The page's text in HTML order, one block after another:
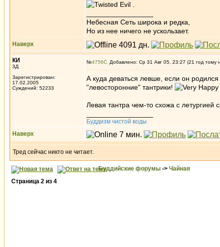
Небесная Сеть широка и редка,
Но из нее ничего не ускользает.
Наверх
КИ
3Д
Зарегистрирован:
17.02.2005
Суждений: 52233
№4756 Добавлено: Ср 31 Авг 05, 23:27 (21 год тому
А куда деваться левше, если он
"левосторонние" тантрики!
Левая тантра чем-то схожа с летургией
Буддизм чистой воды
Наверх
Тред сейчас никто не читает.
Буддийские форумы -> Чайная
Страница 2 из 4